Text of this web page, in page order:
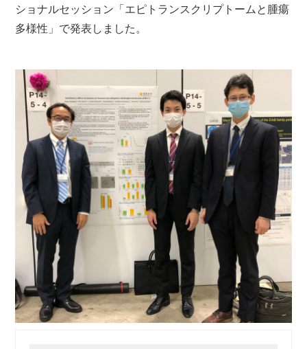
ショナルセッション「エピトランスクリプトームと腫瘍
多様性」で発表しました。